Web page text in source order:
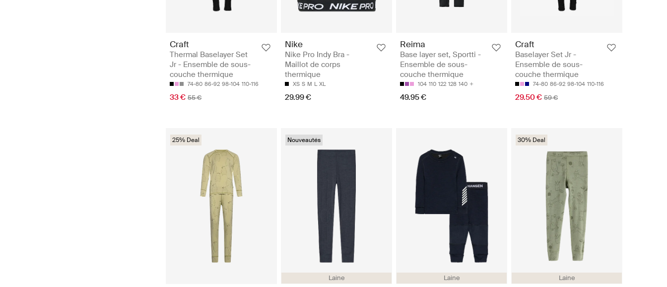
Craft
Thermal Baselayer Set
Jr - Ensemble de sous-
couche thermique
74-80 86-92 98-104 110-116
33 € 55 €
Nike
Nike Pro Indy Bra -
Maillot de corps
thermique
XS S M L XL
29.99 €
Reima
Base layer set, Sportti -
Ensemble de sous-
couche thermique
104 110 122 128 140
49.95 €
Craft
Baselayer Set Jr -
Ensemble de sous-
couche thermique
74-80 86-92 98-104 110-116
29.50 € 59 €
25% Deal
Laine
Nouveautés
Laine Laine
30% Deal